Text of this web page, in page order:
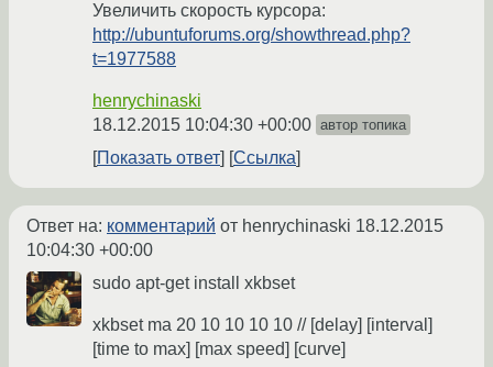
Увеличить скорость курсора:
http://ubuntuforums.org/showthread.php?
t=1977588
henrychinaski
18.12.2015 10:04:30 +00:00 автор топика
Показать ответ Ссылка
Ответ на: комментарий от henrychinaski 18.12.2015
10:04:30 +00:00
sudo apt-get install xkbset
xkbset ma 20 10 10 10 10 // [delay] [interval]
[time to max] [max speed] [curve]